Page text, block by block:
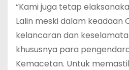
“Kami juga tetap
Lalin meski dalam keadaan
kelancaran dan
khususnya para
Kemacetan. Untuk